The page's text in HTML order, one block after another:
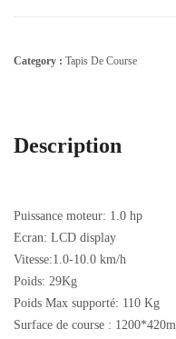
Category : Tapis De Course
Description
Puissance moteur: 1.0 hp
Ecran: LCD display
Vitesse:1.0-10.0 km/h
Poids: 29Kg
Poids Max supporté: 110 Kg
Surface de course :